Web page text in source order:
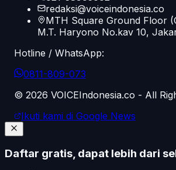
redaksi@voiceindonesia.co
MTH Square Ground Floor
M.T. Haryono No.kav 10,
Hotline / WhatsApp:
0811-809-073
© 2026 VOICEIndonesia.co - All
Ikuti kami di Google News
Daftar gratis, dapat lebih dari